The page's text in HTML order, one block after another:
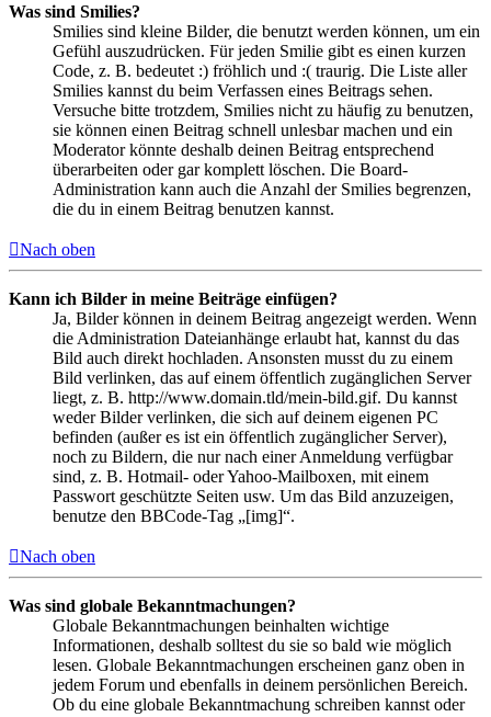
Was sind Smilies?
Smilies sind kleine Bilder, die benutzt werden können, um ein
Gefühl auszudrücken. Für jeden Smilie gibt es einen kurzen
Code, z. B. bedeutet :) fröhlich und :( traurig. Die Liste aller
Smilies kannst du beim Verfassen eines Beitrags sehen.
Versuche bitte trotzdem, Smilies nicht zu häufig zu benutzen,
sie können einen Beitrag schnell unlesbar machen und ein
Moderator könnte deshalb deinen Beitrag entsprechend
überarbeiten oder gar komplett löschen. Die Board-
Administration kann auch die Anzahl der Smilies begrenzen,
die du in einem Beitrag benutzen kannst.
Nach oben
Kann ich Bilder in meine Beiträge einfügen?
Ja, Bilder können in deinem Beitrag angezeigt werden. Wenn
die Administration Dateianhänge erlaubt hat, kannst du das
Bild auch direkt hochladen. Ansonsten musst du zu einem
Bild verlinken, das auf einem öffentlich zugänglichen Server
liegt, z. B. http://www.domain.tld/mein-bild.gif. Du kannst
weder Bilder verlinken, die sich auf deinem eigenen PC
befinden (außer es ist ein öffentlich zugänglicher Server),
noch zu Bildern, die nur nach einer Anmeldung verfügbar
sind, z. B. Hotmail- oder Yahoo-Mailboxen, mit einem
Passwort geschützte Seiten usw. Um das Bild anzuzeigen,
benutze den BBCode-Tag „[img]“.
Nach oben
Was sind globale Bekanntmachungen?
Globale Bekanntmachungen beinhalten wichtige
Informationen, deshalb solltest du sie so bald wie möglich
lesen. Globale Bekanntmachungen erscheinen ganz oben in
jedem Forum und ebenfalls in deinem persönlichen Bereich.
Ob du eine globale Bekanntmachung schreiben kannst oder